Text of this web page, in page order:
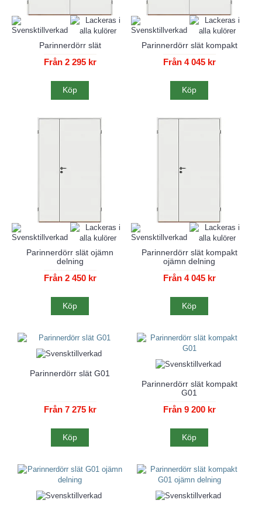
Parinnerdörr slät
Från 2 295 kr
Köp
Parinnerdörr slät kompakt
Från 4 045 kr
Köp
Parinnerdörr slät ojämn
delning
Från 2 450 kr
Köp
Parinnerdörr slät kompakt
ojämn delning
Från 4 045 kr
Köp
Parinnerdörr slät G01
Från 7 275 kr
Köp
Parinnerdörr slät kompakt
G01
Från 9 200 kr
Köp